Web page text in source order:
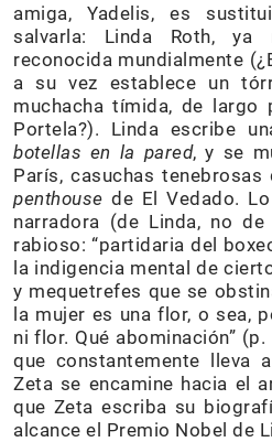
amiga, Yadelis, es
salvarla: Linda Roth, ya
reconocida mundialmente
a su vez establece un
muchacha tímida, de largo
Portela?). Linda escribe
botellas en la pared, y se
París, casuchas
penthouse de El Vedado.
narradora (de Linda, no
rabioso: “partidaria del
la indigencia mental de
y mequetrefes que se
la mujer es una flor, o sea,
ni flor. Qué abominación”
que constantemente lleva
Zeta se encamine hacia el
que Zeta escriba su
alcance el Premio Nobel de